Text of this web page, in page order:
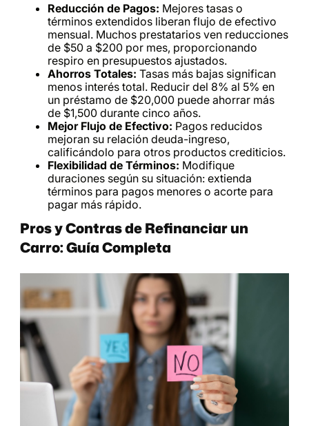
Reducción de Pagos: Mejores tasas o
términos extendidos liberan flujo de efectivo
mensual. Muchos prestatarios ven reducciones
de $50 a $200 por mes, proporcionando
respiro en presupuestos ajustados.
Ahorros Totales: Tasas más bajas significan
menos interés total. Reducir del 8% al 5% en
un préstamo de $20,000 puede ahorrar más
de $1,500 durante cinco años.
Mejor Flujo de Efectivo: Pagos reducidos
mejoran su relación deuda-ingreso,
calificándolo para otros productos crediticios.
Flexibilidad de Términos: Modifique
duraciones según su situación: extienda
términos para pagos menores o acorte para
pagar más rápido.
Pros y Contras de Refinanciar un
Carro: Guía Completa